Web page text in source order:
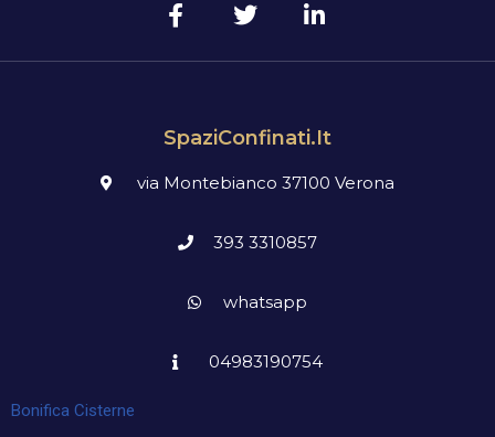
SpaziConfinati.it
via Montebianco 37100 Verona
393 3310857
whatsapp
04983190754
Bonifica Cisterne